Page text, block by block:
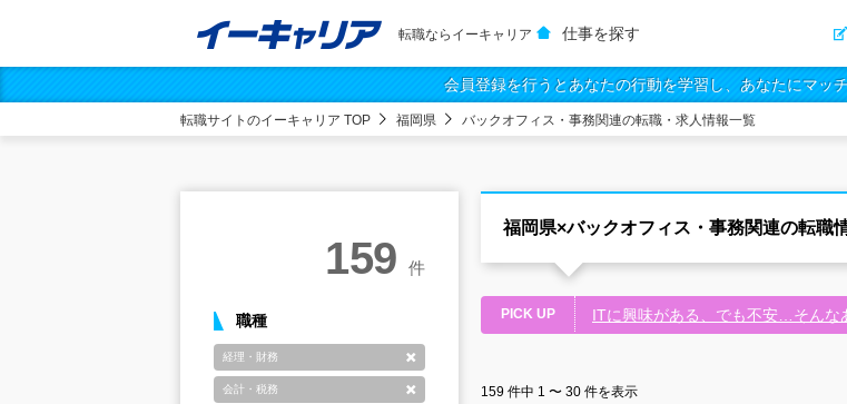
転職ならイーキャリア 仕事を探す
会員登録を行うとあなたの行動を学習し、あなたにマッ
転職サイトのイーキャリア TOP 福岡県 バックオフィス・事務関連の転職・求人情報一覧
福岡県×バックオフィス・事務関連の転職
PICK UP ITに興味がある、でも不安…そんな
159 件中 1 〜 30 件を表示
159 件
職種
経理・財務
会計・税務